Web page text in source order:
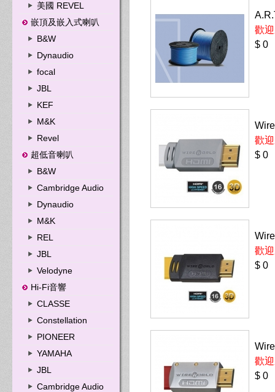
美國 REVEL
嵌頂及嵌入式喇叭
B&W
Dynaudio
focal
JBL
KEF
M&K
Revel
超低音喇叭
B&W
Cambridge Audio
Dynaudio
M&K
REL
JBL
Velodyne
Hi-Fi音響
CLASSE
Constellation
PIONEER
YAMAHA
JBL
Cambridge Audio
歡
$ 0
歡
$ 0
歡
$ 0
歡
$ 0